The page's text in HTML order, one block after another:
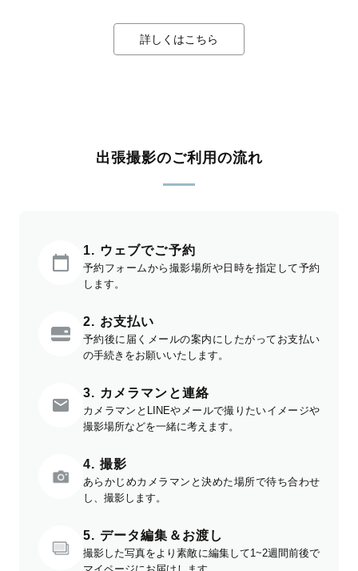
詳しくはこちら
出張撮影のご利用の流れ
1. ウェブでご予約
予約フォームから撮影場所や日時を指定して予約
します。
2. お支払い
予約後に届くメールの案内にしたがってお支払い
の手続きをお願いいたします。
3. カメラマンと連絡
カメラマンとLINEやメールで撮りたいイメージや
撮影場所などを一緒に考えます。
4. 撮影
あらかじめカメラマンと決めた場所で待ち合わせ
し、撮影します。
5. データ編集＆お渡し
撮影した写真をより素敵に編集して1~2週間前後で